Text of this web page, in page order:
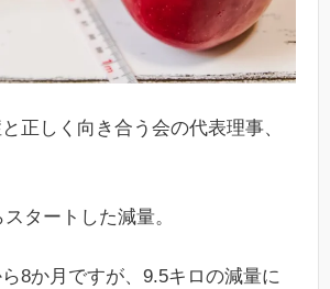
正しく向き合う会の代表理事、
タートした減量。
8か月ですが、9.5キロの減量に